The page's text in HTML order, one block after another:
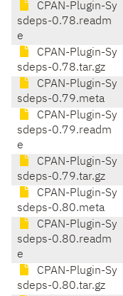
CPAN-Plugin-Sy
sdeps-0.78.readm
e
CPAN-Plugin-Sy
sdeps-0.78.tar.gz
CPAN-Plugin-Sy
sdeps-0.79.meta
CPAN-Plugin-Sy
sdeps-0.79.readm
e
CPAN-Plugin-Sy
sdeps-0.79.tar.gz
CPAN-Plugin-Sy
sdeps-0.80.meta
CPAN-Plugin-Sy
sdeps-0.80.readm
e
CPAN-Plugin-Sy
sdeps-0.80.tar.gz